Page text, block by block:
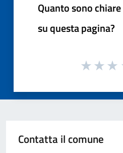
Quanto sono
su questa pagina?
Contatta il comune